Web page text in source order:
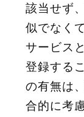
該当せず
似でなく
サービス
登録する
の有無は
合的に考